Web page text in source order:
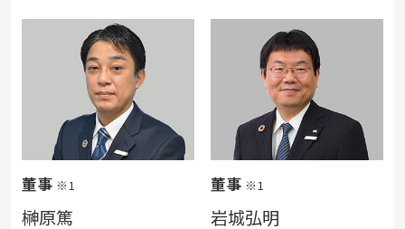
董事 ※1
榊原篤
董事 ※1
岩城弘明